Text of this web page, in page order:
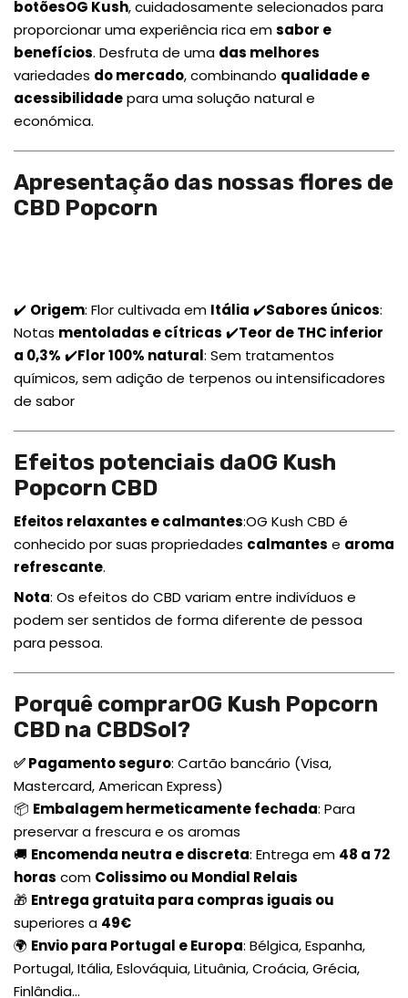
botõesOG Kush, cuidadosamente selecionados para
proporcionar uma experiência rica emsabor e
benefícios. Desfruta de uma das melhores
variedades do mercado, combinando qualidade e
acessibilidadepara uma solução natural e
económica.
Apresentação das nossas flores de
CBD Popcorn
✔️ Origem: Flor cultivada em Itália ✔️Sabores únicos:
Notas mentoladas e cítricas ✔️Teor de THC inferior
a 0,3% ✔️Flor 100% natural: Sem tratamentos
químicos, sem adição de terpenos ou intensificadores
de sabor
Efeitos potenciais daOG Kush
Popcorn CBD
Efeitos relaxantes e calmantes:OG Kush CBD é
conhecido por suas propriedades calmantes e aroma
refrescante.
Nota: Os efeitos do CBD variam entre indivíduos e
podem ser sentidos de forma diferente de pessoa
para pessoa.
Porquê comprarOG Kush Popcorn
CBD na CBDSol?
✅ Pagamento seguro: Cartão bancário (Visa,
Mastercard, American Express)
📦 Embalagem hermeticamente fechada: Para
preservar a frescura e os aromas
🚚 Encomenda neutra e discreta: Entrega em 48 a 72
horas com Colissimo ou Mondial Relais
🎁 Entrega gratuita para compras iguais ou
superiores a 49€
🌍 Envio para Portugal e Europa: Bélgica, Espanha,
Portugal, Itália, Eslováquia, Lituânia, Croácia, Grécia,
Finlândia...